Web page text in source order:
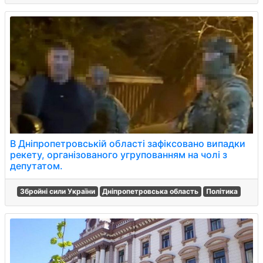
В Дніпропетровській області зафіксовано випадки
рекету, організованого угрупованням на чолі з
депутатом.
Збройні сили України Дніпропетровська область Політика